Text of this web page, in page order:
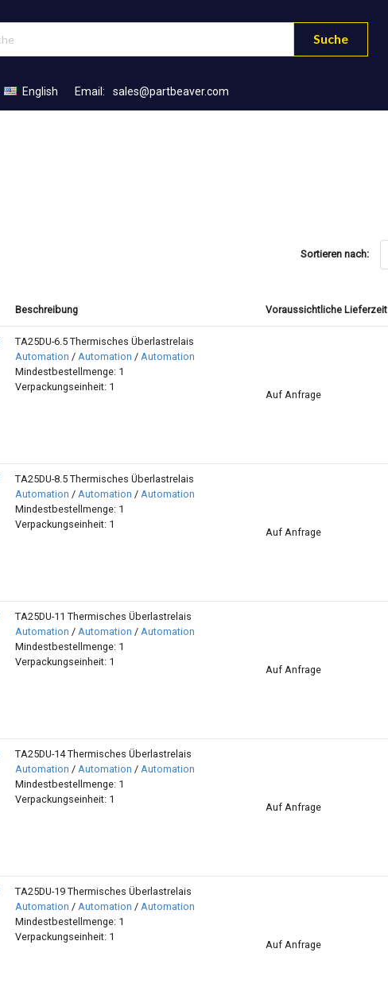
Suche
English Email: sales@partbeaver.com
Sortieren nach:
Beschreibung Voraussichtliche Lieferzeit
TA25DU-6.5 Thermisches Überlastrelais
Automation / Automation / Automation
Mindestbestellmenge: 1
Verpackungseinheit: 1
Auf Anfrage
TA25DU-8.5 Thermisches Überlastrelais
Automation / Automation / Automation
Mindestbestellmenge: 1
Verpackungseinheit: 1
Auf Anfrage
TA25DU-11 Thermisches Überlastrelais
Automation / Automation / Automation
Mindestbestellmenge: 1
Verpackungseinheit: 1
Auf Anfrage
TA25DU-14 Thermisches Überlastrelais
Automation / Automation / Automation
Mindestbestellmenge: 1
Verpackungseinheit: 1
Auf Anfrage
TA25DU-19 Thermisches Überlastrelais
Automation / Automation / Automation
Mindestbestellmenge: 1
Verpackungseinheit: 1
Auf Anfrage